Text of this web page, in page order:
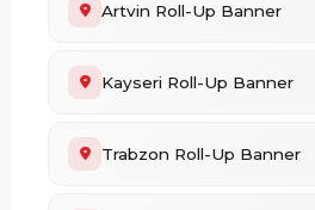
Artvin Roll-Up Banner
Kayseri Roll-Up Banner
Trabzon Roll-Up Banner